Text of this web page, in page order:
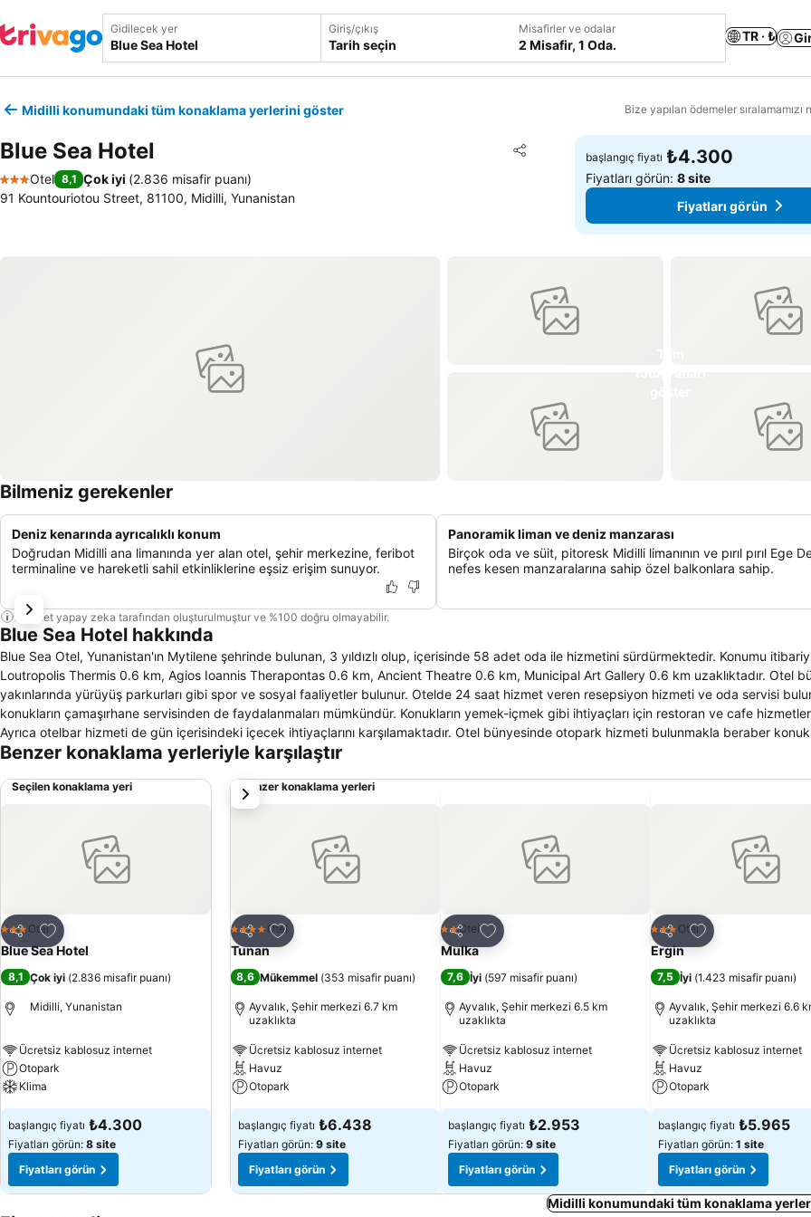
Gidilecek yer Giriş/çıkış
Tarih seçin
Misafirler ve odalar
2 Misafir, 1 Oda.
TR · ₺
Midilli konumundaki tüm konaklama yerlerini göster Bize yapılan ödemeler sıralamamızı
Blue Sea Hotel Paylaş
Favorilerime ekle
3 Yıldız
Otel 8,1 Çok iyi (2.836 misafir puanı)
91 Kountouriotou Street, 81100, Midilli, Yunanistan
başlangıç fiyatı ₺4.300
Fiyatları görün:8 site
Fiyatları görün
Bilmeniz gerekenler
Deniz kenarında ayrıcalıklı konum
Doğrudan Midilli ana limanında yer alan otel, şehir merkezine, feribot
terminaline ve hareketli sahil etkinliklerine eşsiz erişim sunuyor.
Panoramik liman ve deniz manzarası
Birçok oda ve süit, pitoresk Midilli limanının ve pırıl pırıl Ege
nefes kesen manzaralarına sahip özel balkonlara sahip.
Bu özet yapay zeka tarafından oluşturulmuştur ve %100 doğru olmayabilir.
Blue Sea Hotel hakkında
Blue Sea Otel, Yunanistan'ın Mytilene şehrinde bulunan, 3 yıldızlı olup, içerisinde 58 adet oda ile hizmetini sürdürmektedir. Konumu
Loutropolis Thermis 0.6 km, Agios Ioannis Therapontas 0.6 km, Αncient Theatre 0.6 km, Μunicipal Αrt Gallery 0.6 km uzaklıktadır. Otel
yakınlarında yürüyüş parkurları gibi spor ve sosyal faaliyetler bulunur. Otelde 24 saat hizmet veren resepsiyon hizmeti ve oda servisi
konukların çamaşırhane servisinden de faydalanmaları mümkündür. Konukların yemek-içmek gibi ihtiyaçları için restoran ve cafe
Ayrıca otelbar hizmeti de gün içerisindeki içecek ihtiyaçlarını karşılamaktadır. Otel bünyesinde otopark hizmeti bulunmakla beraber
kiralama imkanları vardır. Konukların internet kullanımı için odalarını veya toplu kullanım alanlarını tercih etmesi mümkündür. Otele istek
televizyon, telefon gibi donanımların dışında bir oturma grubu vardır. Ayrıca duşlu banyo ve saç kurutma makinesi bulunmaktadır.
Benzer konaklama yerleriyle karşılaştır
Seçilen konaklama yeri
Paylaş
Favorilerime ekle
3 YıldızOtel
Blue Sea Hotel
8,1 Çok iyi (2.836 misafir puanı)
Midilli, Yunanistan
Ücretsiz kablosuz internet
Otopark
Klima
başlangıç fiyatı ₺4.300
Fiyatları görün: 8 site
Fiyatları görün
Benzer konaklama yerleri
Paylaş
Favorilerime ekle
4 Yıldız Otel
Tunan
8,6 Mükemmel (353 misafir puanı)
Ayvalık, Şehir merkezi 6.7 km
uzaklıkta
Ücretsiz kablosuz internet
Havuz
Otopark
başlangıç fiyatı ₺6.438
Fiyatları görün: 9 site
Fiyatları görün
Paylaş
Favorilerime ekle
2 Yıldız
Otel
Mulka
7,6 İyi (597 misafir puanı)
Ayvalık, Şehir merkezi 6.5 km
uzaklıkta
Ücretsiz kablosuz internet
Havuz
Otopark
başlangıç fiyatı ₺2.953
Fiyatları görün: 9 site
Fiyatları görün
Paylaş
Favorilerime ekle
3 YıldızOtel
Ergin
7,5 İyi (1.423 misafir puanı)
Ayvalık, Şehir merkezi 6.6
uzaklıkta
Ücretsiz kablosuz internet
Havuz
Otopark
başlangıç fiyatı ₺5.965
Fiyatları görün: 1 site
Fiyatları görün
sonraki
Midilli konumundaki tüm konaklama